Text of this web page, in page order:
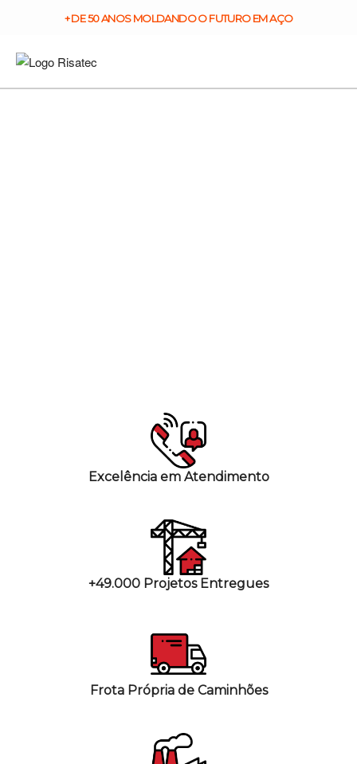
+ DE 50 ANOS MOLDANDO O FUTURO EM AÇO
Excelência em Atendimento
+49.000 Projetos Entregues
Frota Própria de Caminhões